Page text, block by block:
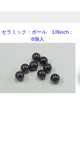
セラミック・ボール 1/8inch：
8個入